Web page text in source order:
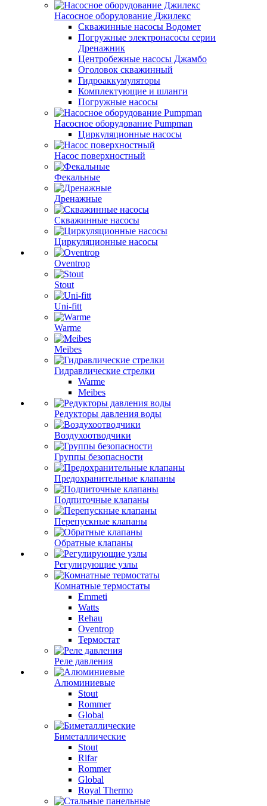
Насосное оборудование Джилекс
Скважинные насосы Водомет
Погружные электронасосы серии
Дренажник
Центробежные насосы Джамбо
Оголовок скважинный
Гидроаккумуляторы
Комплектующие и шланги
Погружные насосы
Насосное оборудование Pumpman
Циркуляционные насосы
Насос поверхностный
Фекальные
Дренажные
Скважинные насосы
Циркуляционные насосы
Oventrop
Stout
Uni-fitt
Warme
Meibes
Гидравлические стрелки
Warme
Meibes
Редукторы давления воды
Воздухоотводчики
Группы безопасности
Предохранительные клапаны
Подпиточные клапаны
Перепускные клапаны
Обратные клапаны
Регулирующие узлы
Комнатные термостаты
Emmeti
Watts
Rehau
Oventrop
Термостат
Реле давления
Алюминиевые
Stout
Rommer
Global
Биметаллические
Stout
Rifar
Rommer
Global
Royal Thermo